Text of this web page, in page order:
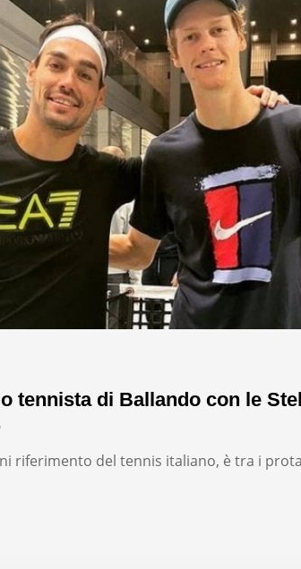
tennista di Ballando con le
riferimento del tennis italiano, è tra i